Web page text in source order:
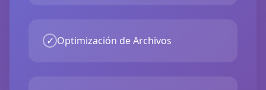
✓ Optimización de Archivos